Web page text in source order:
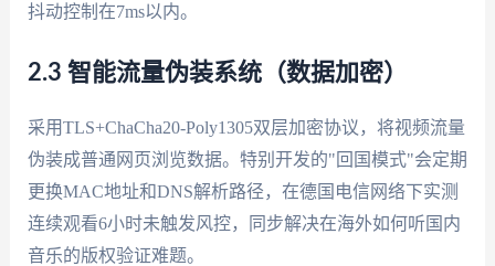
抖动控制在7ms以内。
2.3 智能流量伪装系统（数据加密）
采用TLS+ChaCha20-Poly1305双层加密协议，将视频流量
伪装成普通网页浏览数据。特别开发的"回国模式"会定期
更换MAC地址和DNS解析路径，在德国电信网络下实测
连续观看6小时未触发风控，同步解决在海外如何听国内
音乐的版权验证难题。